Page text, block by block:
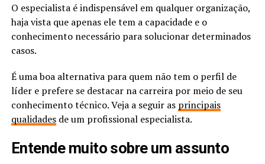
O especialista é indispensável em qualquer organização,
haja vista que apenas ele tem a capacidade e o
conhecimento necessário para solucionar determinados
casos.
É uma boa alternativa para quem não tem o perfil de
líder e prefere se destacar na carreira por meio de seu
conhecimento técnico. Veja a seguir as principais
qualidadesde um profissional especialista.
Entende muito sobre um assunto